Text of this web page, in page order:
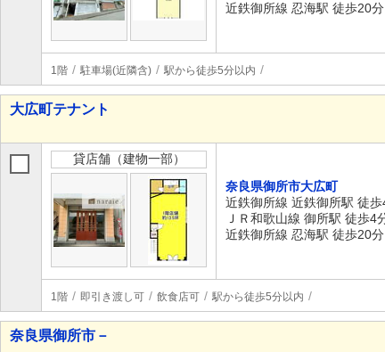
近鉄御所線 忍海駅 徒歩20分
1階 駐車場(近隣含) 駅から徒歩5分以内
大広町テナント
貸店舗（建物一部）
奈良県御所市大広町
近鉄御所線 近鉄御所駅 徒歩
ＪＲ和歌山線 御所駅 徒歩4
近鉄御所線 忍海駅 徒歩20分
1階 即引き渡し可 飲食店可 駅から徒歩5分以内
奈良県御所市－